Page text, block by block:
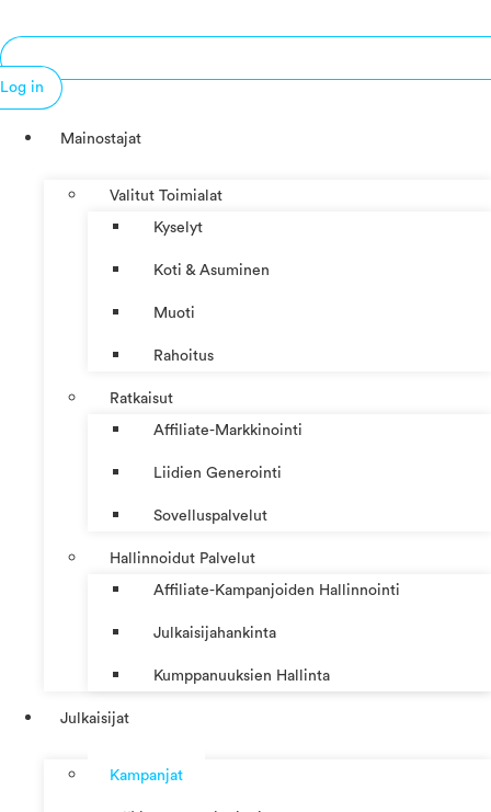
Log in
Mainostajat
Valitut Toimialat
Kyselyt
Koti & Asuminen
Muoti
Rahoitus
Ratkaisut
Affiliate-Markkinointi
Liidien Generointi
Sovelluspalvelut
Hallinnoidut Palvelut
Affiliate-Kampanjoiden Hallinnointi
Julkaisijahankinta
Kumppanuuksien Hallinta
Julkaisijat
Kampanjat